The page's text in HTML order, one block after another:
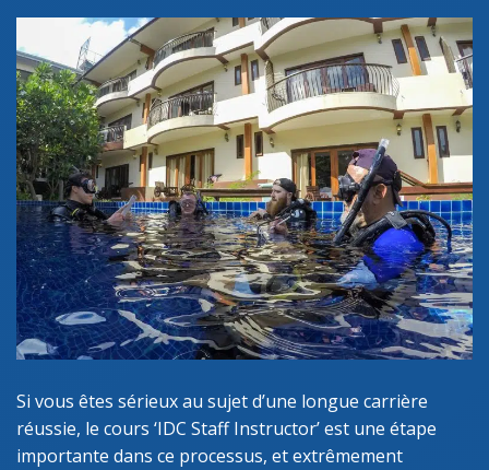
Si vous êtes sérieux au sujet d’une longue carrière
réussie, le cours ‘IDC Staff Instructor’ est une étape
importante dans ce processus, et extrêmement